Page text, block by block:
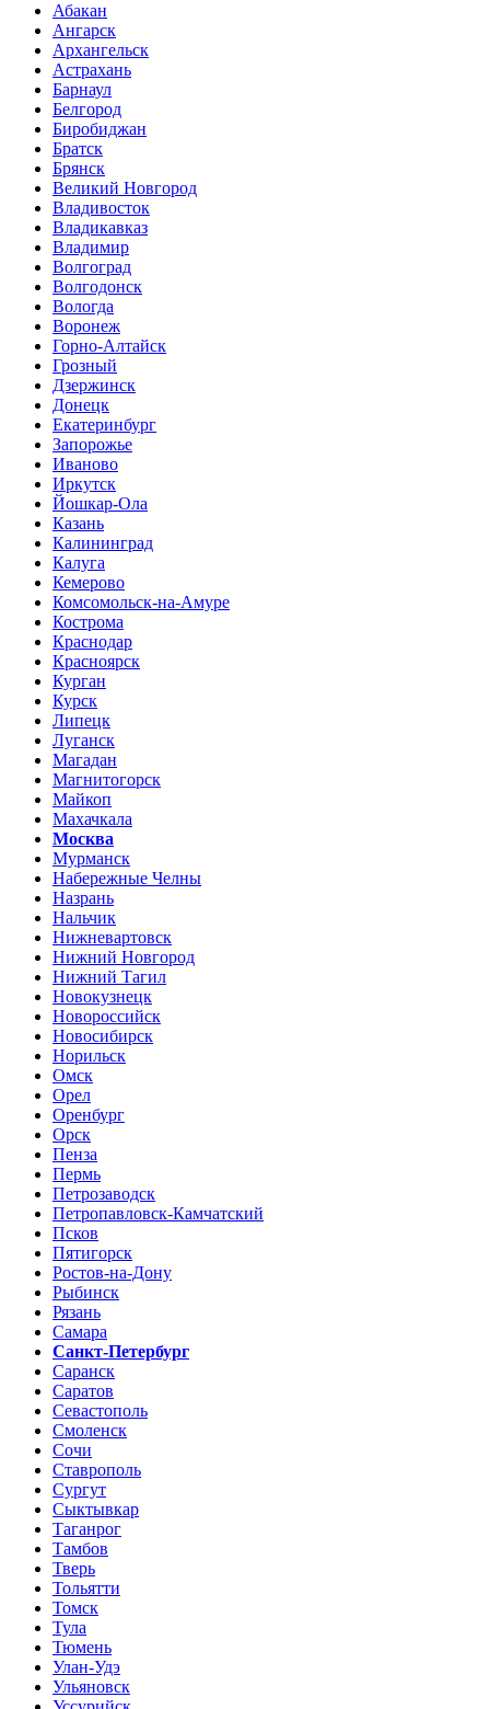
Абакан
Ангарск
Архангельск
Астрахань
Барнаул
Белгород
Биробиджан
Братск
Брянск
Великий Новгород
Владивосток
Владикавказ
Владимир
Волгоград
Волгодонск
Вологда
Воронеж
Горно-Алтайск
Грозный
Дзержинск
Донецк
Екатеринбург
Запорожье
Иваново
Иркутск
Йошкар-Ола
Казань
Калининград
Калуга
Кемерово
Комсомольск-на-Амуре
Кострома
Краснодар
Красноярск
Курган
Курск
Липецк
Луганск
Магадан
Магнитогорск
Майкоп
Махачкала
Москва
Мурманск
Набережные Челны
Назрань
Нальчик
Нижневартовск
Нижний Новгород
Нижний Тагил
Новокузнецк
Новороссийск
Новосибирск
Норильск
Омск
Орел
Оренбург
Орск
Пенза
Пермь
Петрозаводск
Петропавловск-Камчатский
Псков
Пятигорск
Ростов-на-Дону
Рыбинск
Рязань
Самара
Санкт-Петербург
Саранск
Саратов
Севастополь
Смоленск
Сочи
Ставрополь
Сургут
Сыктывкар
Таганрог
Тамбов
Тверь
Тольятти
Томск
Тула
Тюмень
Улан-Удэ
Ульяновск